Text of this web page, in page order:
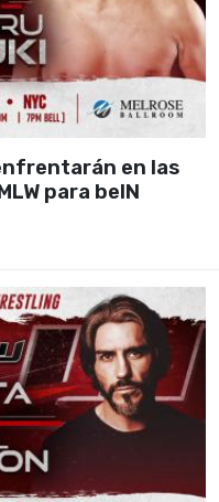
en las
para beIN